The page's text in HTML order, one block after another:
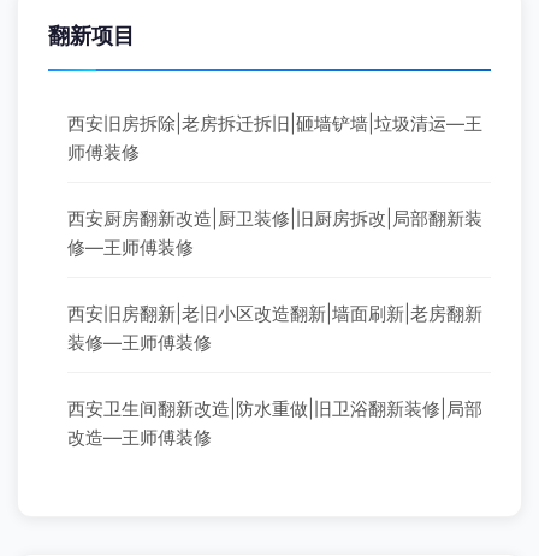
翻新项目
西安旧房拆除|老房拆迁拆旧|砸墙铲墙|垃圾清运—王
师傅装修
西安厨房翻新改造|厨卫装修|旧厨房拆改|局部翻新装
修—王师傅装修
西安旧房翻新|老旧小区改造翻新|墙面刷新|老房翻新
装修—王师傅装修
西安卫生间翻新改造|防水重做|旧卫浴翻新装修|局部
改造—王师傅装修